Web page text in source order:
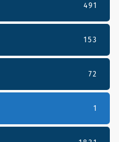
491
153
72
1